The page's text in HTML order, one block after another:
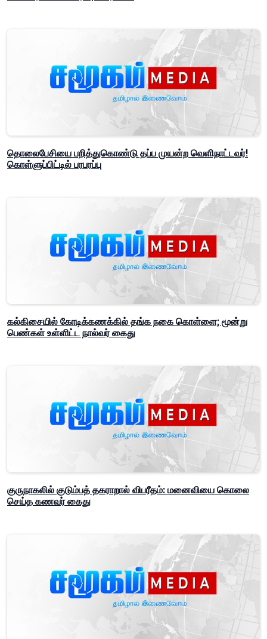
தொலைபேசியை பறித்துகொண்டு தப்ப முயன்ற வெளிநாட்டவர்!
கொள்ளுப்பிட்டில் பரபரப்பு
கல்கிசையில் கோடிக்கணக்கில் தங்க நகை கொள்ளை; மூன்று
பெண்கள் உள்ளிட்ட நால்வர் கைது
குருநாகலில் குடும்பத் தகராறால் விபரீதம்: மனைவியை கொலை
செய்த கணவர் கைது